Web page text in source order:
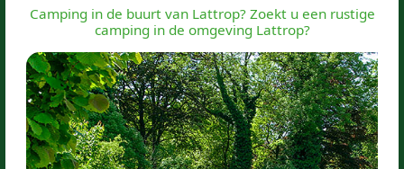
Camping in de buurt van Lattrop? Zoekt u een rustige
camping in de omgeving Lattrop?